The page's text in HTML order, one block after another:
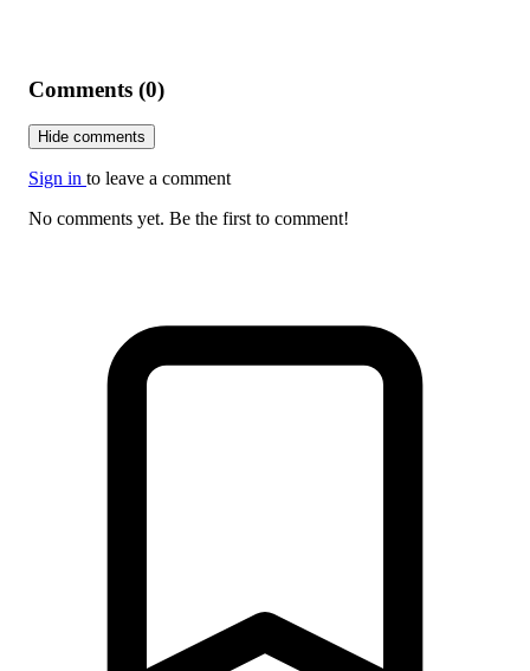
Comments (0)
Hide comments
Sign in to leave a comment
No comments yet. Be the first to comment!